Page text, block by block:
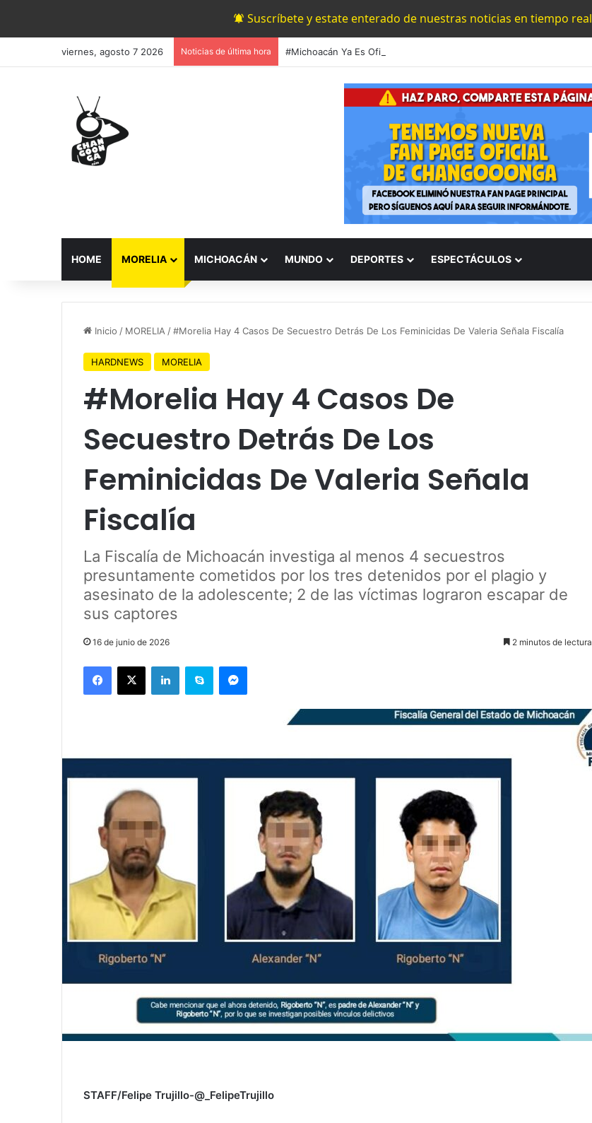
Suscríbete y estate enterado de nuestras noticias en tiempo real
viernes, agosto 7 2026 Noticias de última hora
HOME MORELIA MICHOACÁN MUNDO DEPORTES ESPECTÁCULOS
Inicio / MORELIA /#Morelia Hay 4 Casos De Secuestro Detrás De Los Feminicidas De Valeria Señala Fiscalía
HARDNEWS MORELIA
#Morelia Hay 4 Casos De
Secuestro Detrás De Los
Feminicidas De Valeria Señala
Fiscalía
La Fiscalía de Michoacán investiga al menos 4 secuestros
presuntamente cometidos por los tres detenidos por el plagio y
asesinato de la adolescente; 2 de las víctimas lograron escapar de
sus captores
16 de junio de 2026 2 minutos de lectura
Facebook
X LinkedInSkype Messenger
STAFF/Felipe Trujillo-@_FelipeTrujillo